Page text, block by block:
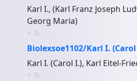
Karl I., (Karl Franz Joseph
Georg Maria)
+
Biolexsoe1102/Karl I.
Karl I. (Carol I.), Karl Eitel-
+